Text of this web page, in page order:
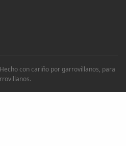
con cariño por garrovillanos, para